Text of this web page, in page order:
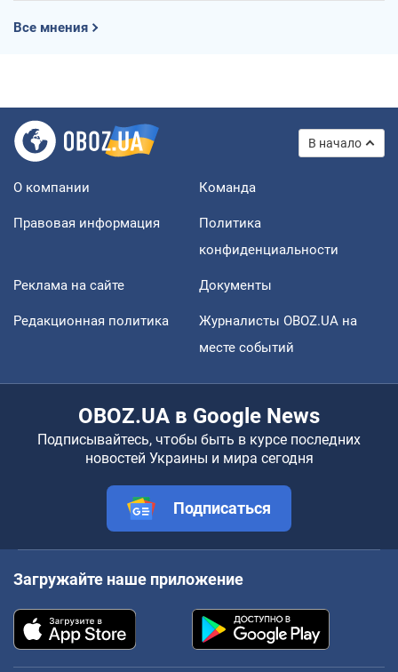
Все мнения
В начало
О компании Команда
Правовая информация
Политика
конфиденциальности
Реклама на сайте Документы
Редакционная политика
Журналисты OBOZ.UA на
месте событий
OBOZ.UA в Google News
Подписывайтесь, чтобы быть в курсе последних
новостей Украины и мира сегодня
Подписаться
Загружайте наше приложение